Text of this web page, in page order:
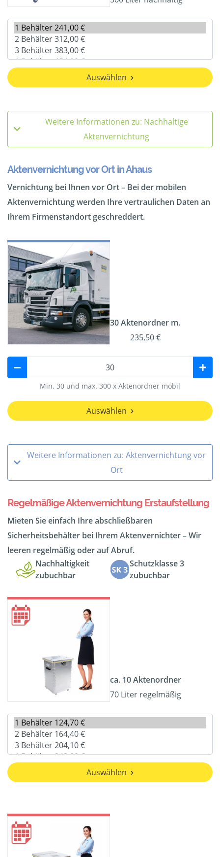
Auswählen
Weitere Informationen zu: Nachhaltige
Aktenvernichtung
Aktenvernichtung vor Ort in Ahaus
Vernichtung bei Ihnen vor Ort – Bei der mobilen
Aktenvernichtung werden Ihre vertraulichen Daten an
Ihrem Firmenstandort geschreddert.
30 Aktenordner m.
235,50 €
Min. 30 und max. 300 x Aktenordner mobil
Auswählen
Weitere Informationen zu: Aktenvernichtung vor
Ort
Regelmäßige Aktenvernichtung Erstaufstellung
Mieten Sie einfach Ihre abschließbaren
Sicherheitsbehälter bei Ihrem Aktenvernichter – Wir
leeren regelmäßig oder auf Abruf.
Nachhaltigkeit
zubuchbar
Schutzklasse 3
zubuchbar
ca. 10 Aktenordner
70 Liter regelmäßig
Auswählen